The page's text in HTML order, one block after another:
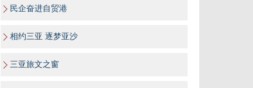
民企奋进自贸港
相约三亚 逐梦亚沙
三亚旅文之窗